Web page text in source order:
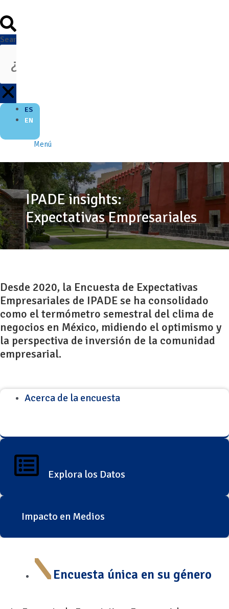
Search
ES
EN
Menú
IPADE insights:
Expectativas Empresariales
Desde 2020, la Encuesta de Expectativas
Empresariales de IPADE se ha consolidado
como el termómetro semestral del clima de
negocios en México, midiendo el optimismo y
la perspectiva de inversión de la comunidad
empresarial.
Acerca de la encuesta
Explora los Datos
Impacto en Medios
Encuesta única en su género